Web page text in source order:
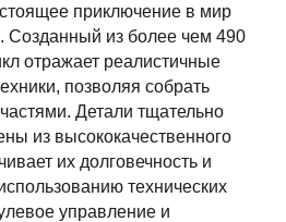
приключение в мир
Созданный из более чем 490
отражает реалистичные
позволяя собрать
Детали тщательно
из высококачественного
их долговечность и
технических
управление и